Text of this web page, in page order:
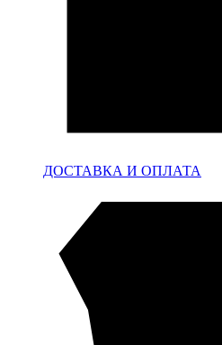
ДОСТАВКА И ОПЛАТА